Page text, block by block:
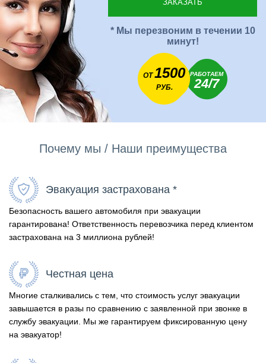
* Мы перезвоним в течении 10
минут!
ОТ1500
РУБ.
РАБОТАЕМ
24/7
Почему мы / Наши преимущества
Эвакуация застрахована *
Безопасность вашего автомобиля при эвакуации
гарантирована! Ответственность перевозчика перед клиентом
застрахована на 3 миллиона рублей!
Честная цена
Многие сталкивались с тем, что стоимость услуг эвакуации
завышается в разы по сравнению с заявленной при звонке в
службу эвакуации. Мы же гарантируем фиксированную цену
на эвакуатор!